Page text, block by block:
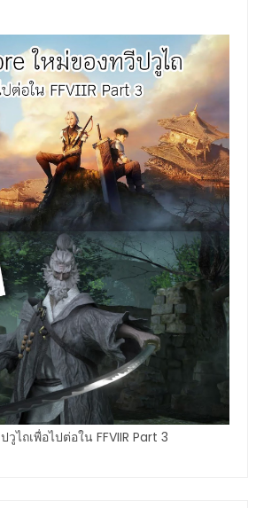
ไถเพื่อไปต่อใน FFVIIR Part 3